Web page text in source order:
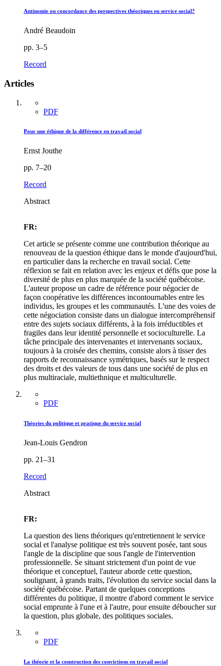
Antinomie ou concordance des perspectives théoriques en service social?
André Beaudoin
pp. 3–5
Record
Articles
PDF
Pour une éthique de la différence en travail social
Ernst Jouthe
pp. 7–20
Record
Abstract
FR:
Cet article se présente comme une contribution théorique au
renouveau de la question éthique dans le monde d'aujourd'hui,
en particulier dans la recherche en travail social. Cette
réflexion se fait en relation avec les enjeux et défis que pose la
diversité de plus en plus marquée de la société québécoise.
L'auteur propose un cadre de référence pour négocier de
façon coopérative les différences incontournables entre les
individus, les groupes et les communautés. L'une des voies de
cette négociation consiste dans un dialogue intercompréhensif
entre des sujets sociaux différents, à la fois irréductibles et
fragiles dans leur identité personnelle et socioculturelle. La
tâche principale des intervenantes et intervenants sociaux,
toujours à la croisée des chemins, consiste alors à tisser des
rapports de reconnaissance symétriques, basés sur le respect
des droits et des valeurs de tous dans une société de plus en
plus multiraciale, multiethnique et multiculturelle.
PDF
Théories du politique et pratique du service social
Jean-Louis Gendron
pp. 21–31
Record
Abstract
FR:
La question des liens théoriques qu'entretiennent le service
social et l'analyse politique est très souvent posée, tant sous
l'angle de la discipline que sous l'angle de l'intervention
professionnelle. Se situant strictement d'un point de vue
théorique et conceptuel, l'auteur aborde cette question,
soulignant, à grands traits, l'évolution du service social dans la
société québécoise. Partant de quelques conceptions
différentes du politique, il montre d'abord comment le service
social emprunte à l'une et à l'autre, pour ensuite déboucher sur
la question, plus globale, des politiques sociales.
PDF
La théorie et la construction des convictions en travail social